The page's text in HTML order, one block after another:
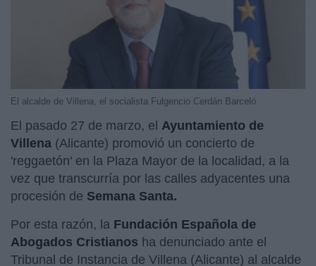
El alcalde de Villena, el socialista Fulgencio Cerdán Barceló
El pasado 27 de marzo, el Ayuntamiento de
Villena (Alicante) promovió un concierto de
'reggaetón' en la Plaza Mayor de la localidad, a la
vez que transcurría por las calles adyacentes una
procesión de Semana Santa.
Por esta razón, la Fundación Española de
Abogados Cristianos ha denunciado ante el
Tribunal de Instancia de Villena (Alicante) al alcalde